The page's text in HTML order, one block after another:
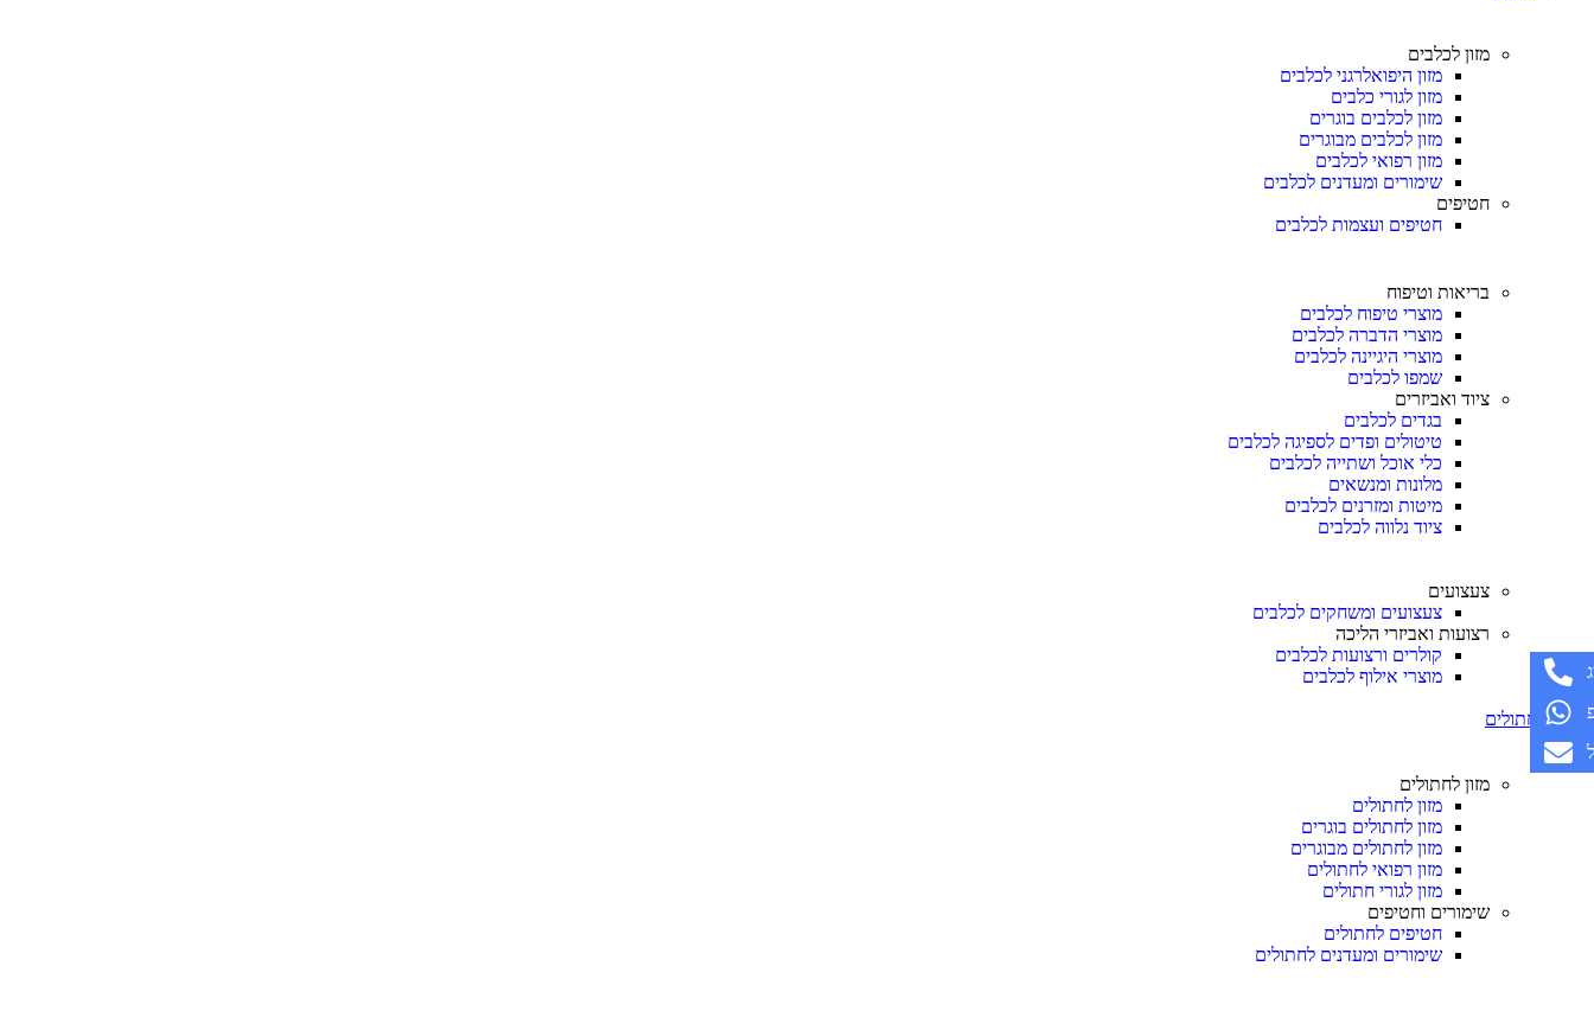
מזון לכלבים
מזון היפואלרגני לכלבים
מזון לגורי כלבים
מזון לכלבים בוגרים
מזון לכלבים מבוגרים
מזון רפואי לכלבים
שימורים ומעדנים לכלבים
חטיפים
חטיפים ועצמות לכלבים
בריאות וטיפוח
מוצרי טיפוח לכלבים
מוצרי הדברה לכלבים
מוצרי היגיינה לכלבים
שמפו לכלבים
ציוד ואביזרים
בגדים לכלבים
טיטולים ופדים לספיגה לכלבים
כלי אוכל ושתייה לכלבים
מלונות ומנשאים
מיטות ומזרנים לכלבים
ציוד נלווה לכלבים
צעצועים
צעצועים ומשחקים לכלבים
רצועות ואביזרי הליכה
קולרים ורצועות לכלבים
מוצרי אילוף לכלבים
חתולים
מזון לחתולים
מזון לחתולים
מזון לחתולים בוגרים
מזון לחתולים מבוגרים
מזון רפואי לחתולים
מזון לגורי חתולים
שימורים וחטיפים
חטיפים לחתולים
שימורים ומעדנים לחתולים